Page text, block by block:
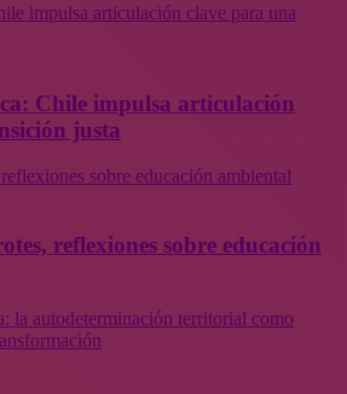
impulsa articulación clave para una
Chile impulsa articulación
justa
sobre educación ambiental
reflexiones sobre educación
la autodeterminación territorial como